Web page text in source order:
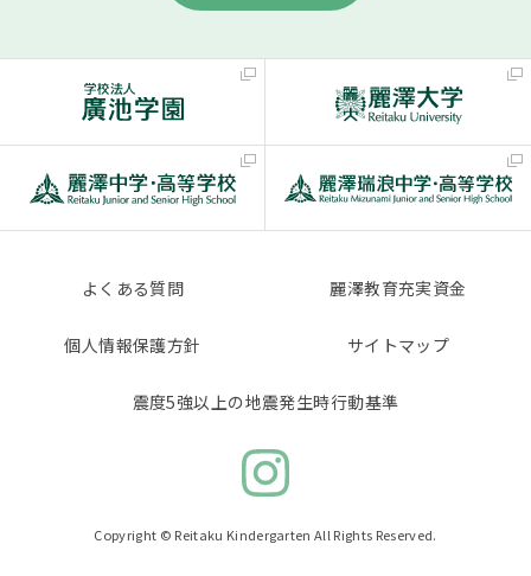
よくある質問 麗澤教育充実資金
個人情報保護方針 サイトマップ
震度5強以上の地震発生時行動基準
Copyright © Reitaku Kindergarten All Rights Reserved.